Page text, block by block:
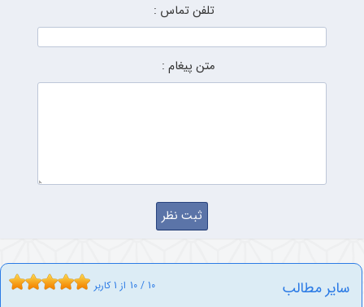
تلفن تماس :
متن پیغام :
سایر مطالب 10 / 10 از 1 کاربر